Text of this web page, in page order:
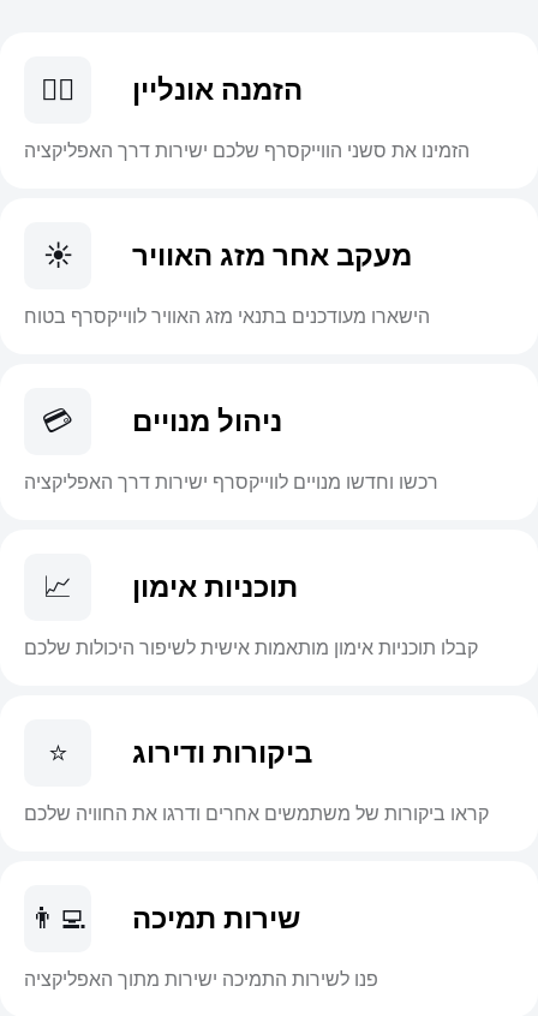
🏄‍♂️ הזמנה אונליין
הזמינו את סשני הווייקסרף שלכם ישירות דרך האפליקציה
☀️ מעקב אחר מזג האוויר
הישארו מעודכנים בתנאי מזג האוויר לווייקסרף בטוח
💳 ניהול מנויים
רכשו וחדשו מנויים לווייקסרף ישירות דרך האפליקציה
📈 תוכניות אימון
קבלו תוכניות אימון מותאמות אישית לשיפור היכולות שלכם
⭐ ביקורות ודירוג
קראו ביקורות של משתמשים אחרים ודרגו את החוויה שלכם
👨‍💻 שירות תמיכה
פנו לשירות התמיכה ישירות מתוך האפליקציה